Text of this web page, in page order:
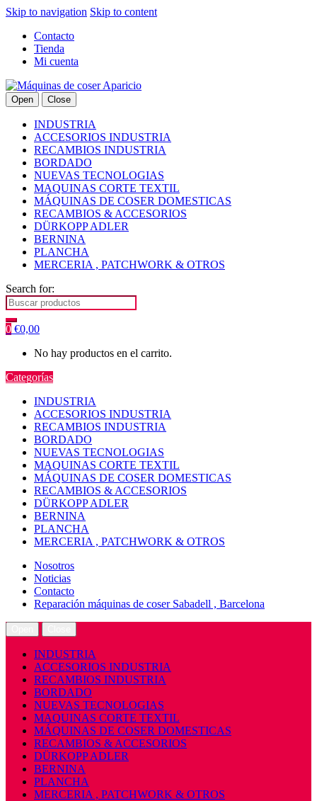
Skip to navigation Skip to content
Contacto
Tienda
Mi cuenta
Open Close
INDUSTRIA
ACCESORIOS INDUSTRIA
RECAMBIOS INDUSTRIA
BORDADO
NUEVAS TECNOLOGIAS
MAQUINAS CORTE TEXTIL
MÁQUINAS DE COSER DOMESTICAS
RECAMBIOS & ACCESORIOS
DÜRKOPP ADLER
BERNINA
PLANCHA
MERCERIA , PATCHWORK & OTROS
Search for:
0 €0,00
No hay productos en el carrito.
Categorías
INDUSTRIA
ACCESORIOS INDUSTRIA
RECAMBIOS INDUSTRIA
BORDADO
NUEVAS TECNOLOGIAS
MAQUINAS CORTE TEXTIL
MÁQUINAS DE COSER DOMESTICAS
RECAMBIOS & ACCESORIOS
DÜRKOPP ADLER
BERNINA
PLANCHA
MERCERIA , PATCHWORK & OTROS
Nosotros
Noticias
Contacto
Reparación máquinas de coser Sabadell , Barcelona
INDUSTRIA
ACCESORIOS INDUSTRIA
RECAMBIOS INDUSTRIA
BORDADO
NUEVAS TECNOLOGIAS
MAQUINAS CORTE TEXTIL
MÁQUINAS DE COSER DOMESTICAS
RECAMBIOS & ACCESORIOS
DÜRKOPP ADLER
BERNINA
PLANCHA
MERCERIA , PATCHWORK & OTROS